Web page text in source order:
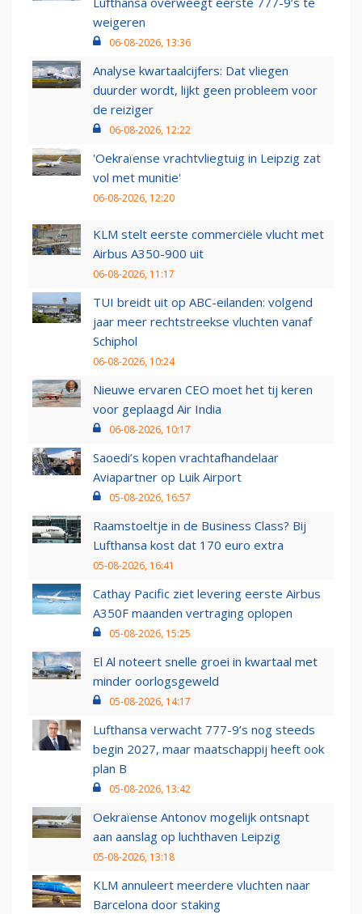
weigeren
06-08-2026, 13:36
Analyse kwartaalcijfers: Dat vliegen
duurder wordt, lijkt geen probleem voor
de reiziger
06-08-2026, 12:22
'Oekraïense vrachtvliegtuig in Leipzig zat
vol met munitie'
06-08-2026, 12:20
KLM stelt eerste commerciële vlucht met
Airbus A350-900 uit
06-08-2026, 11:17
TUI breidt uit op ABC-eilanden: volgend
jaar meer rechtstreekse vluchten vanaf
Schiphol
06-08-2026, 10:24
Nieuwe ervaren CEO moet het tij keren
voor geplaagd Air India
06-08-2026, 10:17
Saoedi’s kopen vrachtafhandelaar
Aviapartner op Luik Airport
05-08-2026, 16:57
Raamstoeltje in de Business Class? Bij
Lufthansa kost dat 170 euro extra
05-08-2026, 16:41
Cathay Pacific ziet levering eerste Airbus
A350F maanden vertraging oplopen
05-08-2026, 15:25
El Al noteert snelle groei in kwartaal met
minder oorlogsgeweld
05-08-2026, 14:17
Lufthansa verwacht 777-9’s nog steeds
begin 2027, maar maatschappij heeft ook
plan B
05-08-2026, 13:42
Oekraïense Antonov mogelijk ontsnapt
aan aanslag op luchthaven Leipzig
05-08-2026, 13:18
KLM annuleert meerdere vluchten naar
Barcelona door staking